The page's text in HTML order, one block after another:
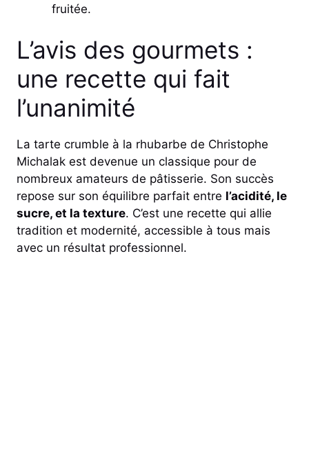
fruitée.
L’avis des gourmets :
une recette qui fait
l’unanimité
La tarte crumble à la rhubarbe de Christophe
Michalak est devenue un classique pour de
nombreux amateurs de pâtisserie. Son succès
repose sur son équilibre parfait entre l’acidité, le
sucre, et la texture. C’est une recette qui allie
tradition et modernité, accessible à tous mais
avec un résultat professionnel.